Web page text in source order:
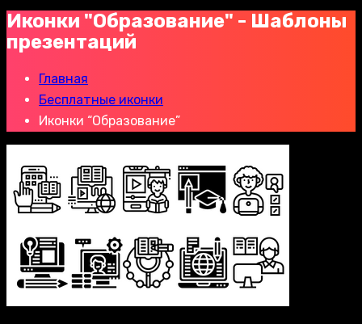
Иконки "Образование" - Шаблоны
презентаций
Главная
Бесплатные иконки
Иконки “Образование”